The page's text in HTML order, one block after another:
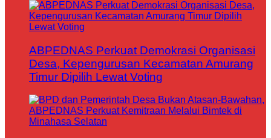
ABPEDNAS Perkuat Demokrasi Organisasi
Desa, Kepengurusan Kecamatan Amurang
Timur Dipilih Lewat Voting